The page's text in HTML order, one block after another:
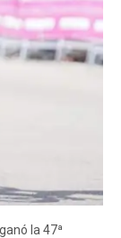
la 47ª